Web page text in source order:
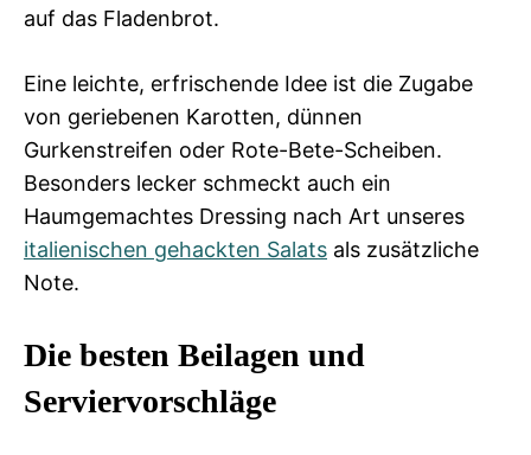
auf das Fladenbrot.
Eine leichte, erfrischende Idee ist die Zugabe
von geriebenen Karotten, dünnen
Gurkenstreifen oder Rote-Bete-Scheiben.
Besonders lecker schmeckt auch ein
Haumgemachtes Dressing nach Art unseres
italienischen gehackten Salats als zusätzliche
Note.
Die besten Beilagen und
Serviervorschläge